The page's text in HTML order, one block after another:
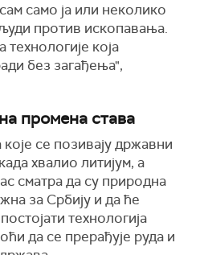
само ја или неколико
против ископавања.
која
без загађења",
промена става
се позивају државни
хвалио литијум, а
сматра да су природна
за Србију и да ће
технологија
да се прерађује руда и